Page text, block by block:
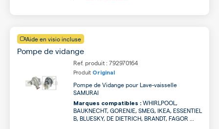
Aide en visio incluse
Pompe de vidange
Ref. produit : 792970164
Produit Original
Pompe de Vidange pour Lave-vaisselle
SAMURAI
Marques compatibles : WHIRLPOOL,
BAUKNECHT, GORENJE, SMEG, IKEA, ESSENTIEL
B, BLUESKY, DE DIETRICH, BRANDT, FAGOR ...